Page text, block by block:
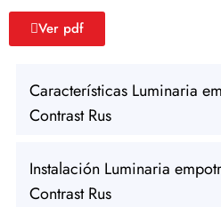
Ver pdf
Características Luminaria
Contrast Rus
Instalación Luminaria
Contrast Rus